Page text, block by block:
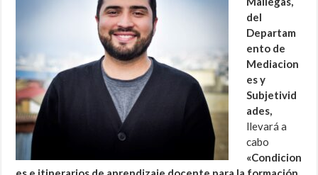
del
Departam
ento de
Mediacion
es y
Subjetivid
ades,
llevará a
cabo
«Condicion